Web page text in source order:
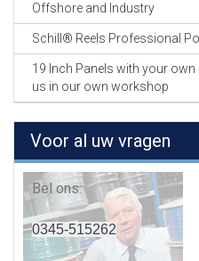
Offshore and Industry
Schill® Reels Professional
19 Inch Panels with your
us in our own workshop
Voor al uw vragen
Bel ons:
0345-515262